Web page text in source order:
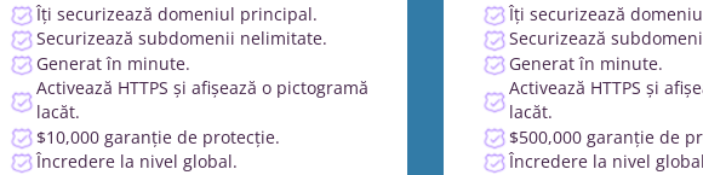
Îți securizează domeniul principal.
Securizează subdomenii nelimitate.
Generat în minute.
Activează HTTPS și afișează o pictogramă
lacăt.
$10,000 garanție de protecție.
Încredere la nivel global.
Îți securizează
Securizează
Generat în minute.
Activează HTTPS și
lacăt.
$500,000 garanție de
Încredere la nivel